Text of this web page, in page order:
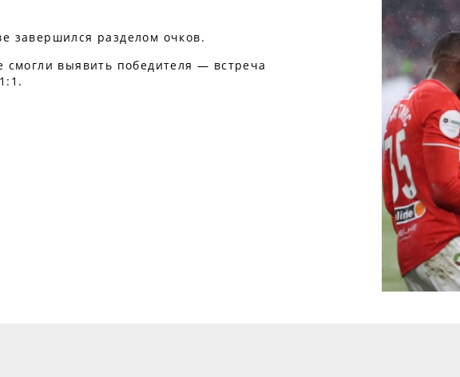
завершился разделом очков.
смогли выявить победителя — встреча